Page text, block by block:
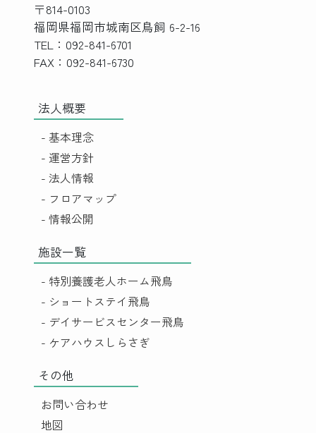
〒814-0103
福岡県福岡市城南区鳥飼 6-2-16
TEL：092-841-6701
FAX：092-841-6730
法人概要
- 基本理念
- 運営方針
- 法人情報
- フロアマップ
- 情報公開
施設一覧
- 特別養護老人ホーム飛鳥
- ショートステイ飛鳥
- デイサービスセンター飛鳥
- ケアハウスしらさぎ
その他
お問い合わせ
地図